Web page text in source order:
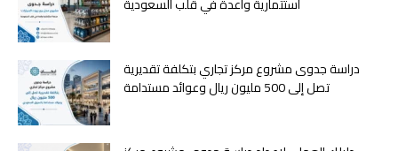
دراسة جدوى مشروع مركز تجاري بتكلفة تقديرية
تصل إلى 500 مليون ريال وعوائد مستدامة